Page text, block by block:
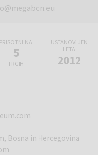
PRISOTNI NA
5
TRGIH
USTANOVLJEN
LETA
2012
Bosna in Hercegovina